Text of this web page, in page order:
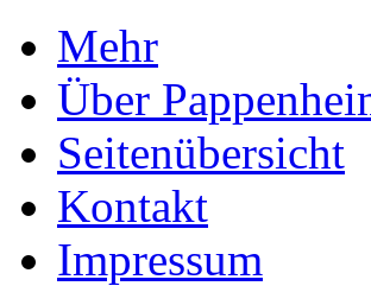
Mehr
Über
Seitenübersicht
Kontakt
Impressum